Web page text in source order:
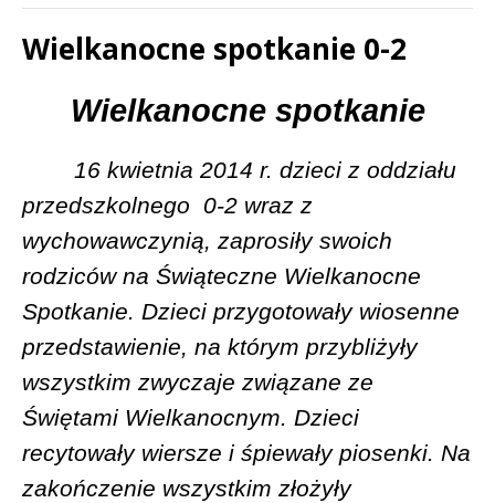
Wielkanocne spotkanie 0-2
TreśćWielkanocne spotkanie
16 kwietnia 2014 r. dzieci z oddziału
przedszkolnego 0-2 wraz z
wychowawczynią, zaprosiły swoich
rodziców na Świąteczne Wielkanocne
Spotkanie. Dzieci przygotowały wiosenne
przedstawienie, na którym przybliżyły
wszystkim zwyczaje związane ze
Świętami Wielkanocnym. Dzieci
recytowały wiersze i śpiewały piosenki. Na
zakończenie wszystkim złożyły